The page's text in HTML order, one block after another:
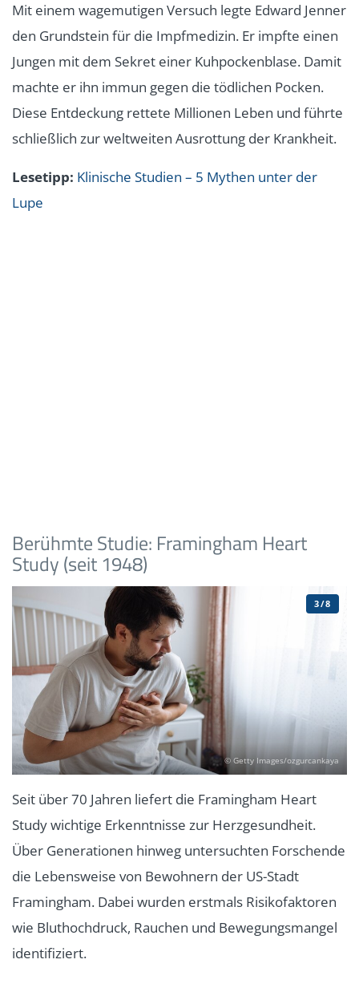
Mit einem wagemutigen Versuch legte Edward Jenner
den Grundstein für die Impfmedizin. Er impfte einen
Jungen mit dem Sekret einer Kuhpockenblase. Damit
machte er ihn immun gegen die tödlichen Pocken.
Diese Entdeckung rettete Millionen Leben und führte
schließlich zur weltweiten Ausrottung der Krankheit.
Lesetipp: Klinische Studien – 5 Mythen unter der
Lupe
Berühmte Studie: Framingham Heart
Study (seit 1948)
© Getty Images/ozgurcankaya
3/8
Seit über 70 Jahren liefert die Framingham Heart
Study wichtige Erkenntnisse zur Herzgesundheit.
Über Generationen hinweg untersuchten Forschende
die Lebensweise von Bewohnern der US-Stadt
Framingham. Dabei wurden erstmals Risikofaktoren
wie Bluthochdruck, Rauchen und Bewegungsmangel
identifiziert.